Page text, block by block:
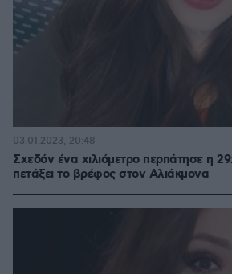
Σχεδόν ένα χιλιόμετρο περπάτησε η
πετάξει το βρέφος στον Αλιάκμονα
03.01.2023, 20:48